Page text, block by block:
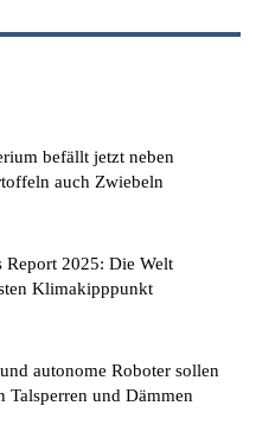
befällt jetzt neben
auch Zwiebeln
Report 2025: Die Welt
Klimakipppunkt
autonome Roboter sollen
Talsperren und Dämmen